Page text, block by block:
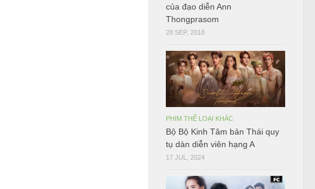
của đạo diễn Ann
Thongprasom
28 SEP, 2018
PHIM THỂ LOẠI KHÁC
Bộ Bộ Kinh Tâm bản Thái quy
tụ dàn diễn viên hạng A
17 JUL, 2024